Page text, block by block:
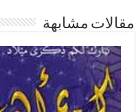
مقالات مشابهة